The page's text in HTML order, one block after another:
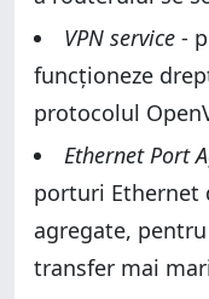
VPN service -
funcționeze
protocolul
Ethernet Port
porturi Ethernet
agregate,
transfer mai